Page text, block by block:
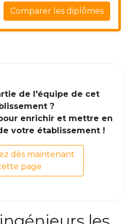
Comparer les diplômes
de l'équipe de cet
?
enrichir et mettre en
votre établissement !
dès maintenant
page